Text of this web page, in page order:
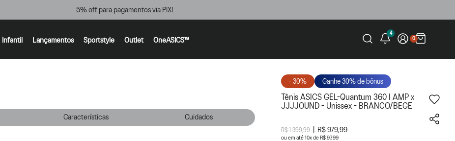
5% off para pagamentos via PIX!
Infantil Lançamentos Sportstyle Outlet OneASICS™
4
0
Características Cuidados
- 30% Ganhe 30% de bônus
Tênis ASICS GEL-Quantum 360 I AMP x
JJJJOUND - Unissex - BRANCO/BEGE
R$ 1.399,99 R$ 979,99
ou 10x de R$ 97,99